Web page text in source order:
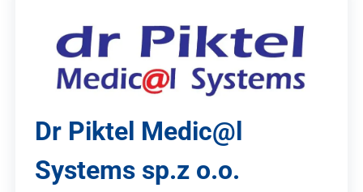
Dr Piktel Medic@l
Systems sp.z o.o.